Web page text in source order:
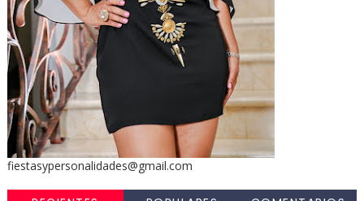
fiestasypersonalidades@gmail.com